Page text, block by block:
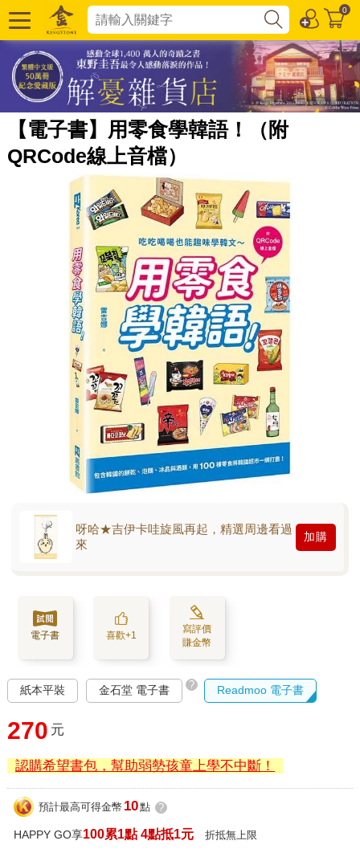
0
【電子書】用零食學韓語！（附
QRCode線上音檔）
呀哈★吉伊卡哇旋風再起，精選周邊看過
來
加購
電子書 喜歡+1
寫評價
賺金幣
紙本平裝 金石堂 電子書 ? Readmoo 電子書
270 元
認購希望書包，幫助弱勢孩童上學不中斷！
預計最高可得金幣 10點 ?
HAPPY GO享100累1點 4點抵1元 折抵無上限